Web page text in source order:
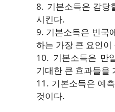
8. 기본소득은 감당
시킨다.
9. 기본소득은 빈국
하는 가장 큰 요인이
10. 기본소득은 만
기대한 큰 효과들을
11. 기본소득은 예
것이다.